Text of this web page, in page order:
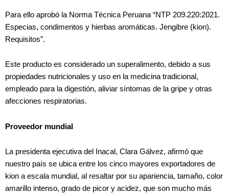
Para ello aprobó la Norma Técnica Peruana “NTP 209.220:2021.
Especias, condimentos y hierbas aromáticas. Jengibre (kion).
Requisitos”.
Este producto es considerado un superalimento, debido a sus
propiedades nutricionales y uso en la medicina tradicional,
empleado para la digestión, aliviar síntomas de la gripe y otras
afecciones respiratorias.
Proveedor mundial
La presidenta ejecutiva del Inacal, Clara Gálvez, afirmó que
nuestro país se ubica entre los cinco mayores exportadores de
kion a escala mundial, al resaltar por su apariencia, tamaño, color
amarillo intenso, grado de picor y acidez, que son mucho más